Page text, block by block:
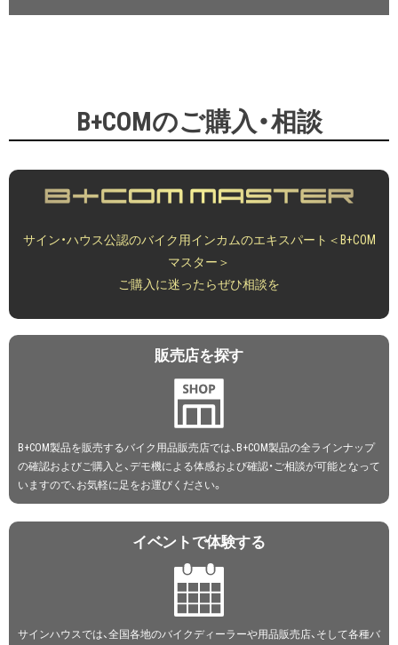
B+COMのご購入・相談
サイン・ハウス公認のバイク用インカムのエキスパート＜B+COM
マスター＞
ご購入に迷ったらぜひ相談を
販売店を探す
B+COM製品を販売するバイク用品販売店では、B+COM製品の全ラインナップ
の確認およびご購入と、デモ機による体感および確認・ご相談が可能となって
いますので、お気軽に足をお運びください。
イベントで体験する
サインハウスでは、全国各地のバイクディーラーや用品販売店、そして各種バ